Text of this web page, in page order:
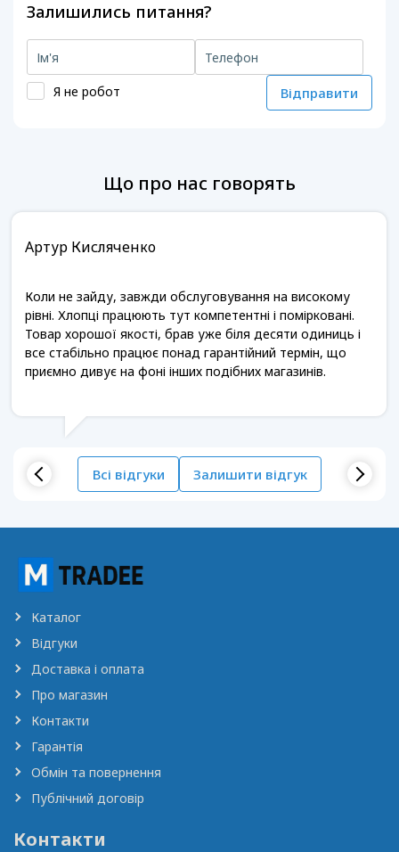
Залишились питання?
Я не робот Відправити
Що про нас говорять
Артур Кисляченко
Коли не зайду, завжди обслуговування на високому
рівні. Хлопці працюють тут компетентні і помірковані.
Товар хорошої якості, брав уже біля десяти одиниць і
все стабільно працює понад гарантійний термін, що
приємно дивує на фоні інших подібних магазинів.
Всі відгуки Залишити відгук
Каталог
Відгуки
Доставка і оплата
Про магазин
Контакти
Гарантія
Обмін та повернення
Публічний договір
Контакти